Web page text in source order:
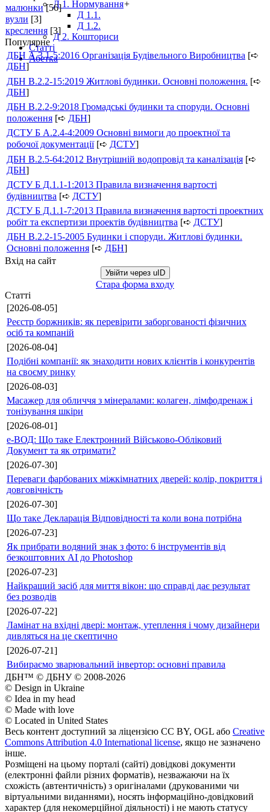
Д 1. Нормування+
Д 1.1.
Д 1.2.
Д 2. Кошториси
Статті
Абетка
малюнки [56]
вузли [3]
креслення [3]
Популярне
ДБН А.3.1-5:2016 Організація Будівельного Виробництва [➪
ДБН]
ДБН В.2.2-15:2019 Житлові будинки. Основні положення. [➪
ДБН]
ДБН В.2.2-9:2018 Громадські будинки та споруди. Основні
положення [➪ ДБН]
ДСТУ Б А.2.4-4:2009 Основні вимоги до проектної та
робочої документації[➪ ДСТУ]
ДБН В.2.5-64:2012 Внутрішній водопровід та каналізація [➪
ДБН]
ДСТУ Б Д.1.1-1:2013 Правила визначення вартості
будівництва [➪ ДСТУ]
ДСТУ Б Д.1.1-7:2013 Правила визначення вартості проектних
робіт та експертизи проектів будівництва [➪ ДСТУ]
ДБН В.2.2-15-2005 Будинки і споруди. Житлові будинки.
Основні положення [➪ ДБН]
Вхід на сайт
Увійти через uID
Стара форма входу
Статті
[2026-08-05]
Реєстр боржників: як перевірити заборгованості фізичних
осіб та компаній
[2026-08-04]
Подібні компанії: як знаходити нових клієнтів і конкурентів
на своєму ринку
[2026-08-03]
Масажер для обличчя з мінералами: колаген, лімфодренаж і
тонізування шкіри
[2026-08-01]
е-ВОД: Що таке Електронний Військово-Обліковий
Документ та як отримати?
[2026-07-30]
Переваги фарбованих міжкімнатних дверей: колір, покриття і
довговічність
[2026-07-30]
Що таке Декларація Відповідності та коли вона потрібна
[2026-07-23]
Як прибрати водяний знак з фото: 6 інструментів від
безкоштовних AI до Photoshop
[2026-07-23]
Найкращий засіб для миття вікон: що справді дає результат
без розводів
[2026-07-22]
Ламінат на вхідні двері: монтаж, утеплення і чому дизайнери
дивляться на це скептично
[2026-07-21]
Вибираємо зварювальний інвертор: основні правила
ДБН™ © ДБНУ © 2008-2026
© Design in Ukraine
© Idea in my head
© Made with love
© Located in United States
Весь контент доступний за ліцензією CC BY, OGL або Creative
Commons Attribution 4.0 International license, якщо не зазначено
інше.
Розміщені на цьому порталі (сайті) довідкові документи
(електронні файли різних форматів), незважаючи на їх
схожість (автентичність) з оригіналами (друкованими чи
віртуальними виданнями), носять інформаційно-довідковий
характер (для некомерційної діяльності) і не мають статусу